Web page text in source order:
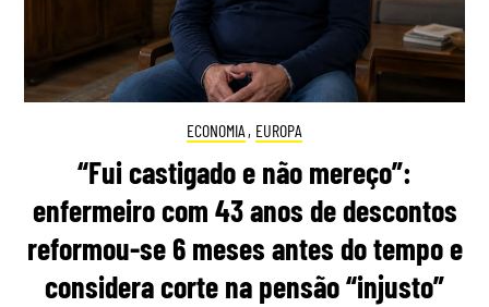
ECONOMIA , EUROPA
“Fui castigado e não mereço”:
enfermeiro com 43 anos de descontos
reformou-se 6 meses antes do tempo e
considera corte na pensão “injusto”